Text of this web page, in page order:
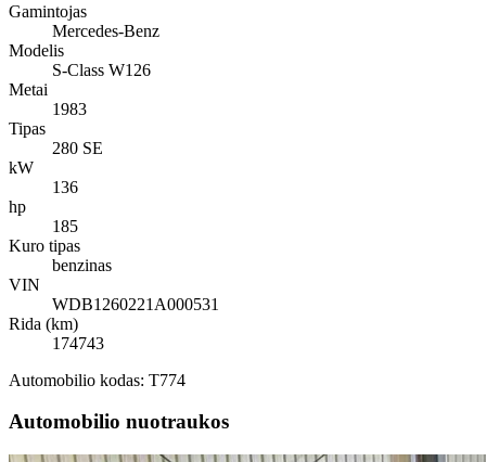
Gamintojas
Mercedes-Benz
Modelis
S-Class W126
Metai
1983
Tipas
280 SE
kW
136
hp
185
Kuro tipas
benzinas
VIN
WDB1260221A000531
Rida (km)
174743
Automobilio kodas: T774
Automobilio nuotraukos